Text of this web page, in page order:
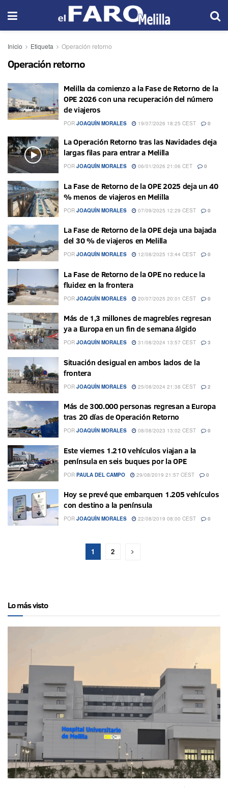
Inicio Etiqueta Operación retorno
Operación retorno
Melilla da comienzo a la Fase de Retorno de la
OPE 2026 con una recuperación del número
de viajeros
POR JOAQUÍN MORALES 19/07/2026 18:25 CEST 0
La Operación Retorno tras las Navidades deja
largas filas para entrar a Melilla
POR JOAQUÍN MORALES 06/01/2026 21:06 CET 0
La Fase de Retorno de la OPE 2025 deja un 40
% menos de viajeros en Melilla
POR JOAQUÍN MORALES 07/09/2025 12:29 CEST 0
La Fase de Retorno de la OPE deja una bajada
del 30 % de viajeros en Melilla
POR JOAQUÍN MORALES 12/08/2025 13:44 CEST 0
La Fase de Retorno de la OPE no reduce la
fluidez en la frontera
POR JOAQUÍN MORALES 20/07/2025 20:01 CEST 0
Más de 1,3 millones de magrebíes regresan
ya a Europa en un fin de semana álgido
POR JOAQUÍN MORALES 31/08/2024 13:57 CEST 3
Situación desigual en ambos lados de la
frontera
POR JOAQUÍN MORALES 25/08/2024 21:38 CEST 2
Más de 300.000 personas regresan a Europa
tras 20 días de Operación Retorno
POR JOAQUÍN MORALES 08/08/2023 13:02 CEST 0
Este viernes 1.210 vehículos viajan a la
península en seis buques por la OPE
POR PAULA DEL CAMPO 29/08/2019 21:57 CEST 0
Hoy se prevé que embarquen 1.205 vehículos
con destino a la península
POR JOAQUÍN MORALES 22/08/2019 08:00 CEST 0
1 2
Lo más visto